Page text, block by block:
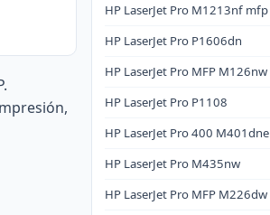
HP LaserJet Pro M1213nf mfp
HP LaserJet Pro P1606dn
HP LaserJet Pro MFP M126nw
HP LaserJet Pro P1108
HP LaserJet Pro 400 M401dne
HP LaserJet Pro M435nw
HP LaserJet Pro MFP M226dw